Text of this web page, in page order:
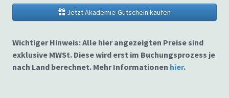
Jetzt Akademie-Gutschein kaufen
Wichtiger Hinweis: Alle hier angezeigten Preise sind
exklusive MWSt. Diese wird erst im Buchungsprozess je
nach Land berechnet. Mehr Informationen hier.